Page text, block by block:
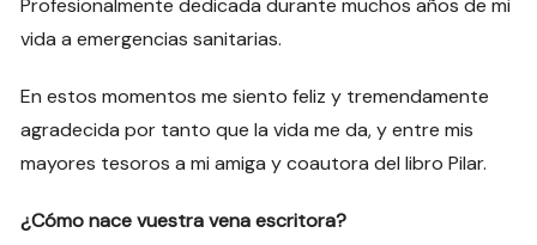
Profesionalmente dedicada durante muchos años de mi
vida a emergencias sanitarias.
En estos momentos me siento feliz y tremendamente
agradecida por tanto que la vida me da, y entre mis
mayores tesoros a mi amiga y coautora del libro Pilar.
¿Cómo nace vuestra vena escritora?